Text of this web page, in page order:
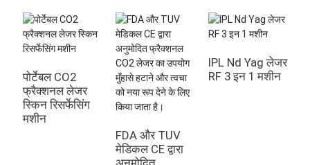
पोर्टेबल CO2
फ्रैक्शनल लेजर
स्किन रिसर्फेसिंग
मशीन
FDA और TUV
मेडिकल CE द्वारा
IPL Nd Yag लेजर
RF 3 इन 1 मशीन